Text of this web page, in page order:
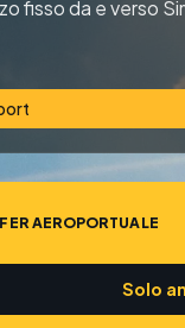
fisso da e verso
AEROPORTUALE
Solo